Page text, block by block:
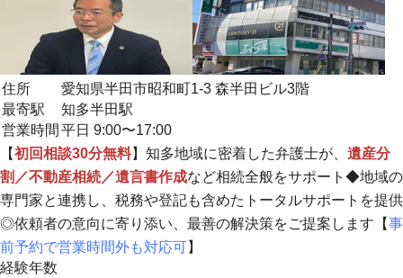
住所
愛知県半田市昭和町1-3 森半田ビル3階
最寄駅
知多半田駅
営業時間 平日 9:00〜17:00
【初回相談30分無料】知多地域に密着した弁護士が、 遺産分
割／不動産相続／遺言書作成など相続全般をサポート◆地域の
専門家と連携し、税務や登記も含めたトータルサポートを提供
◎依頼者の意向に寄り添い、最善の解決策をご提案します 【事
前予約で営業時間外も対応可】
経験年数